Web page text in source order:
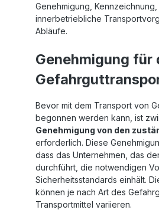
Genehmigung, Kennzeichnung,
innerbetriebliche
Abläufe.
Genehmigung für
Bevor mit dem Transport von
begonnen werden kann, ist
Genehmigung von den
erforderlich. Diese
dass das Unternehmen, das
durchführt, die notwendigen
Sicherheitsstandards einhält.
können je nach Art des
Transportmittel variieren.